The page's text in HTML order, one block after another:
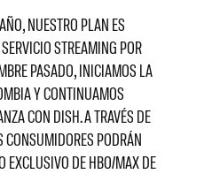
NUESTRO PLAN ES
STREAMING POR
PASADO, INICIAMOS LA
Y CONTINUAMOS
CON DISH. A TRAVÉS DE
CONSUMIDORES PODRÁN
EXCLUSIVO DE HBO/MAX DE